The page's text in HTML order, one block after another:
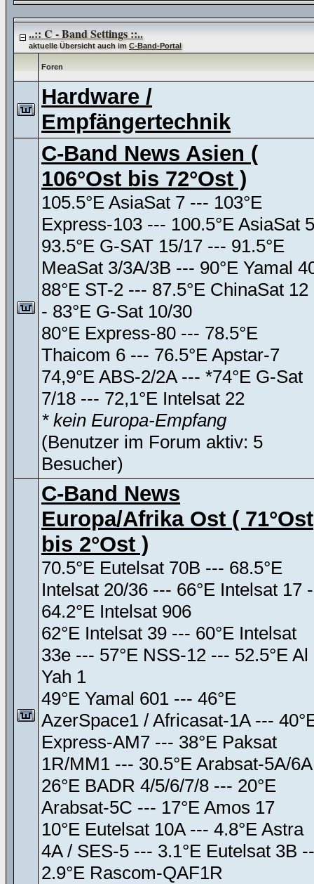
..:: C - Band Settings ::..
aktuelle Übersicht auch imC-Band-Portal
Foren
Hardware /
Empfängertechnik
C-Band News Asien (
106°Ost bis 72°Ost )
105.5°E AsiaSat 7 --- 103°E
Express-103 --- 100.5°E AsiaSat 5
93.5°E G-SAT 15/17 --- 91.5°E
MeaSat 3/3A/3B --- 90°E Yamal
88°E ST-2 --- 87.5°E ChinaSat 12
- 83°E G-Sat 10/30
80°E Express-80 --- 78.5°E
Thaicom 6 --- 76.5°E Apstar-7
74,9°E ABS-2/2A --- *74°E G-Sat
7/18 --- 72,1°E Intelsat 22
* kein Europa-Empfang
(Benutzer im Forum aktiv: 5
Besucher)
C-Band News
Europa/Afrika Ost ( 71°Ost
bis 2°Ost )
70.5°E Eutelsat 70B --- 68.5°E
Intelsat 20/36 --- 66°E Intelsat 17
64.2°E Intelsat 906
62°E Intelsat 39 --- 60°E Intelsat
33e --- 57°E NSS-12 --- 52.5°E Al
Yah 1
49°E Yamal 601 --- 46°E
AzerSpace1 / Africasat-1A ---
Express-AM7 --- 38°E Paksat
1R/MM1 --- 30.5°E Arabsat-5A/6A
26°E BADR 4/5/6/7/8 --- 20°E
Arabsat-5C --- 17°E Amos 17
10°E Eutelsat 10A --- 4.8°E Astra
4A / SES-5 --- 3.1°E Eutelsat 3B
2.9°E Rascom-QAF1R